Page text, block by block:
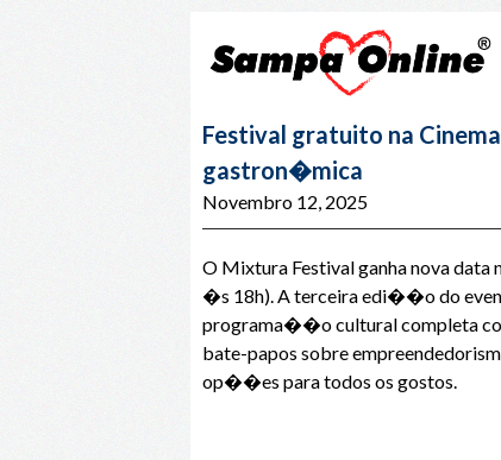
Festival gratuito na
gastron�mica
Novembro 12, 2025
O Mixtura Festival ganha nova data
�s 18h). A terceira edi��o do
programa��o cultural completa
bate-papos sobre
op��es para todos os gostos.